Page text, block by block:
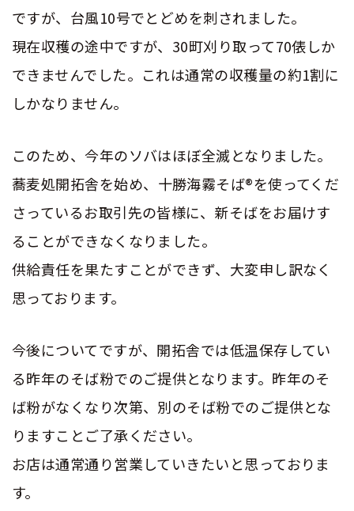
ですが、台風10号でとどめを刺されました。
現在収穫の途中ですが、30町刈り取って70俵しか
できませんでした。これは通常の収穫量の約1割に
しかなりません。
このため、今年のソバはほぼ全滅となりました。
蕎麦処開拓舎を始め、 十勝海霧そば®を使ってくだ
さっているお取引先の皆様に、新そばをお届けす
ることができなくなりました。
供給責任を果たすことができず、大変申し訳なく
思っております。
今後についてですが、開拓舎では低温保存してい
る昨年のそば粉でのご提供となります。昨年のそ
ば粉がなくなり次第、別のそば粉でのご提供とな
りますことご了承ください。
お店は通常通り営業していきたいと思っておりま
す。